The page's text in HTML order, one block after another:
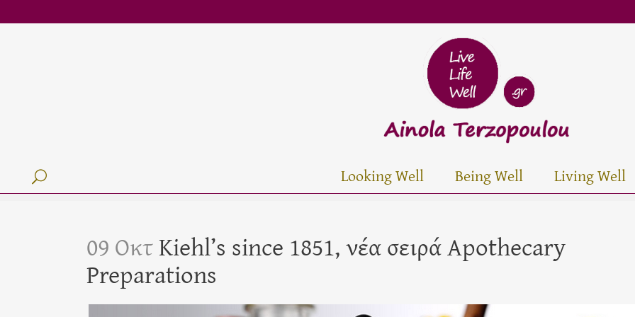
Looking Well Being Well Living Well
09 ΟκτKiehl’s since 1851, νέα σειρά Apothecary
Preparations